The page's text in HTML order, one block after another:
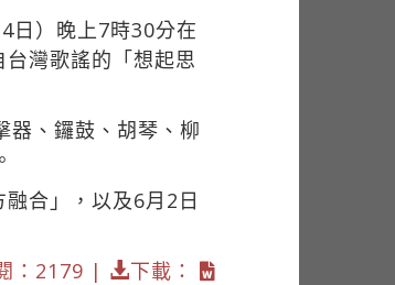
日）晚上7時30分在
灣歌謠的「想起思
器、鑼鼓、胡琴、柳
合」，以及6月2日
：2179 | 下載：